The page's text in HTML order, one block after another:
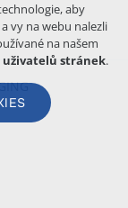
aby
vy na webu nalezli
na našem
uživatelů stránek.